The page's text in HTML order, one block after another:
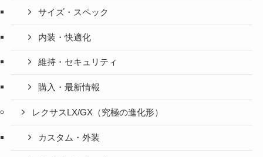
サイズ・スペック
内装・快適化
維持・セキュリティ
購入・最新情報
レクサスLX/GX（究極の進化形）
カスタム・外装